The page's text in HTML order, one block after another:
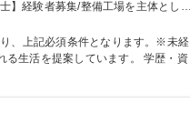
、上記必須条件となります。※未経